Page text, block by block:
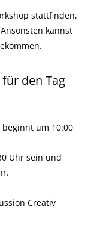
stattfinden,
kannst
den Tag
beginnt um 10:00
Uhr sein und
Creativ